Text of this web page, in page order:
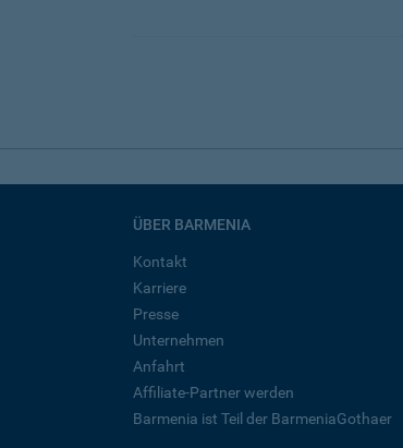
ÜBER BARMENIA
Kontakt
Karriere
Presse
Unternehmen
Anfahrt
Affiliate-Partner werden
Barmenia ist Teil der BarmeniaGothaer